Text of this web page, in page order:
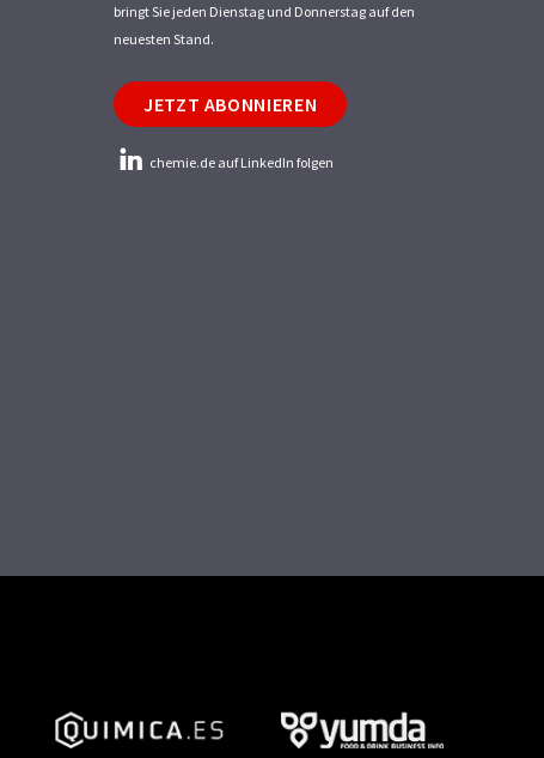
bringt Sie jeden Dienstag und Donnerstag auf den
neuesten Stand.
JETZT ABONNIEREN
chemie.de auf LinkedIn folgen